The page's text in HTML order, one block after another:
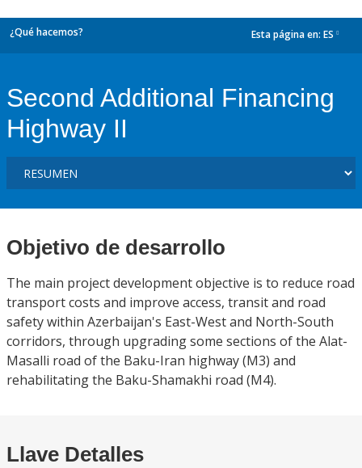
¿Qué hacemos? Esta página en: ES
Second Additional Financing
Highway II
Objetivo de desarrollo
The main project development objective is to reduce road
transport costs and improve access, transit and road
safety within Azerbaijan's East-West and North-South
corridors, through upgrading some sections of the Alat-
Masalli road of the Baku-Iran highway (M3) and
rehabilitating the Baku-Shamakhi road (M4).
Llave Detalles